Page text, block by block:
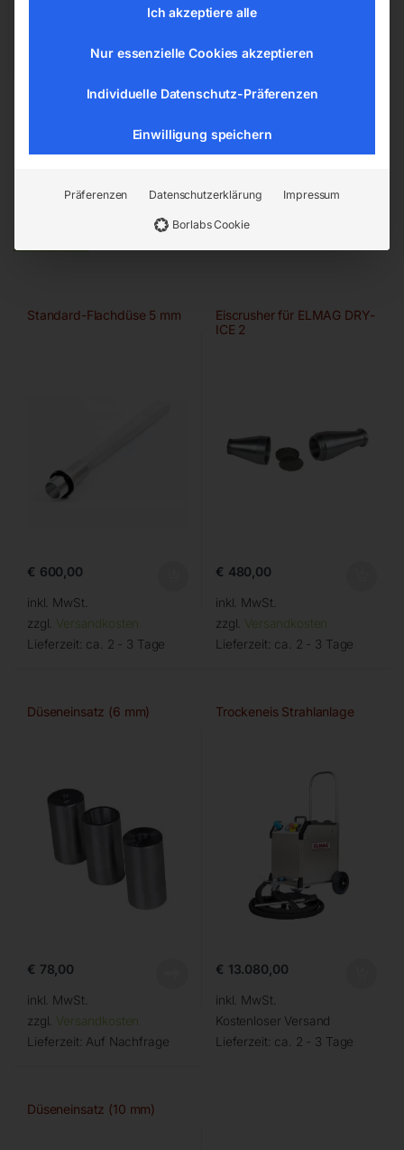
office@elmag.at
Ähnliche Produkte
Standard-Flachdüse 5 mm
€ 600,00
inkl. MwSt.
zzgl. Versandkosten
Lieferzeit: ca. 2 - 3 Tage
Eiscrusher für ELMAG DRY-
ICE 2
€ 480,00
inkl. MwSt.
zzgl. Versandkosten
Lieferzeit: ca. 2 - 3 Tage
Düseneinsatz (6 mm)
€ 78,00
inkl. MwSt.
zzgl. Versandkosten
Lieferzeit: Auf Nachfrage
Trockeneis Strahlanlage
€ 13.080,00
inkl. MwSt.
Kostenloser Versand
Lieferzeit: ca. 2 - 3 Tage
Düseneinsatz (10 mm)
Ich akzeptiere alle
Nur essenzielle Cookies akzeptieren
Individuelle Datenschutz-Präferenzen
Einwilligung speichern
Präferenzen Datenschutzerklärung Impressum
Borlabs Cookie